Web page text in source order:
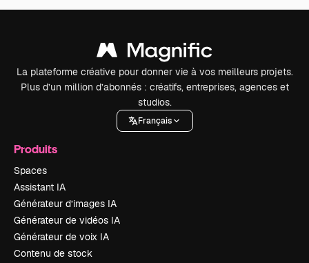
La plateforme créative pour donner vie à vos meilleurs projets.
Plus d’un million d’abonnés : créatifs, entreprises, agences et
studios.
Français
Produits
Spaces
Assistant IA
Générateur d’images IA
Générateur de vidéos IA
Générateur de voix IA
Contenu de stock